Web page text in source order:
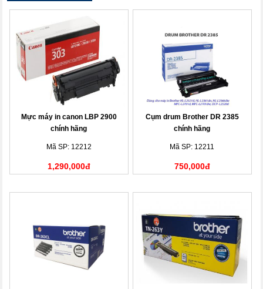
Mực máy in canon LBP 2900
chính hãng
Mã SP: 12212
1,290,000đ
Cụm drum Brother DR 2385
chính hãng
Mã SP: 12211
750,000đ